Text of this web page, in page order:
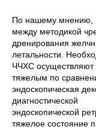
По нашему мнению,
между методикой
дренирования
летальности.
ЧЧХС осуществляют
тяжелым по
эндоскопическая
диагностической
эндоскопической
тяжелое состояние